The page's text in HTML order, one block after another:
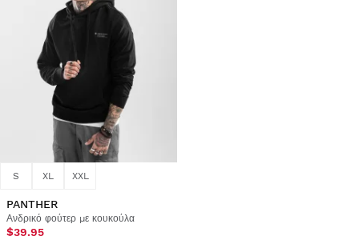
S XL XXL
PANTHER
Ανδρικό φούτερ με κουκούλα
$39.95